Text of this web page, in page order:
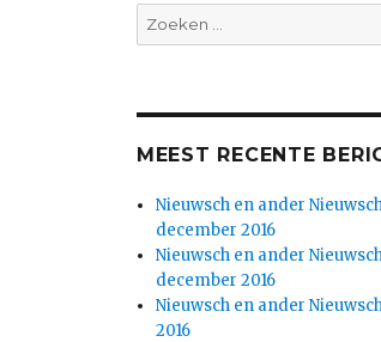
Zoeken
naar:
MEEST RECENTE
Nieuwsch en ander
december 2016
Nieuwsch en ander
december 2016
Nieuwsch en ander
2016